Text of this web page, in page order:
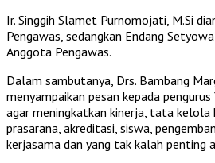
Ir. Singgih Slamet Purnomojati, M.Si
Pengawas, sedangkan Endang
Anggota Pengawas.
Dalam sambutanya, Drs. Bambang
menyampaikan pesan kepada
agar meningkatkan kinerja, tata kelola
prasarana, akreditasi, siswa,
kerjasama dan yang tak kalah penting